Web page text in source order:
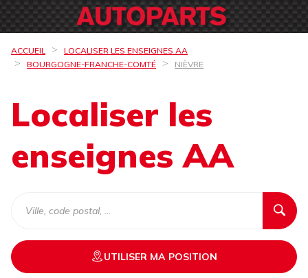
ACCUEIL
LOCALISER LES ENSEIGNES AA
BOURGOGNE-FRANCHE-COMTÉ
NIÈVRE
Localiser les
enseignes AA
UTILISER MA POSITION